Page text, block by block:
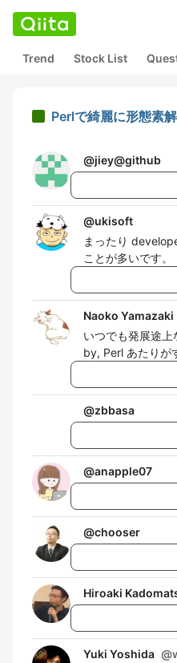
Trend Stock List
Perlで綺麗に形態素
@jiey@github
@ukisoft
まったり
ことが多いです。
Naoko Yamazaki
いつでも発展途
by, Perl あたりが
@zbbasa
@anapple07
@chooser
Hiroaki
Yuki Yoshida @